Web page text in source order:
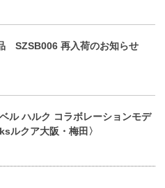
SZSB006 再入荷のお知らせ
ル ハルク コラボレーションモデ
ルクア大阪・梅田〉